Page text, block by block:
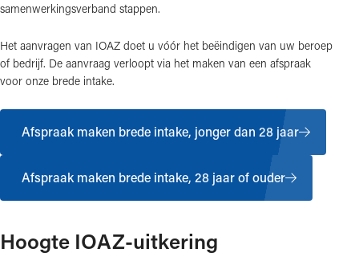
samenwerkingsverband stappen.
Het aanvragen van IOAZ doet u vóór het beëindigen van uw beroep
of bedrijf. De aanvraag verloopt via het maken van een afspraak
voor onze brede intake.
Afspraak maken brede intake, jonger dan 28 jaar
Afspraak maken brede intake, 28 jaar of ouder
Hoogte IOAZ-uitkering